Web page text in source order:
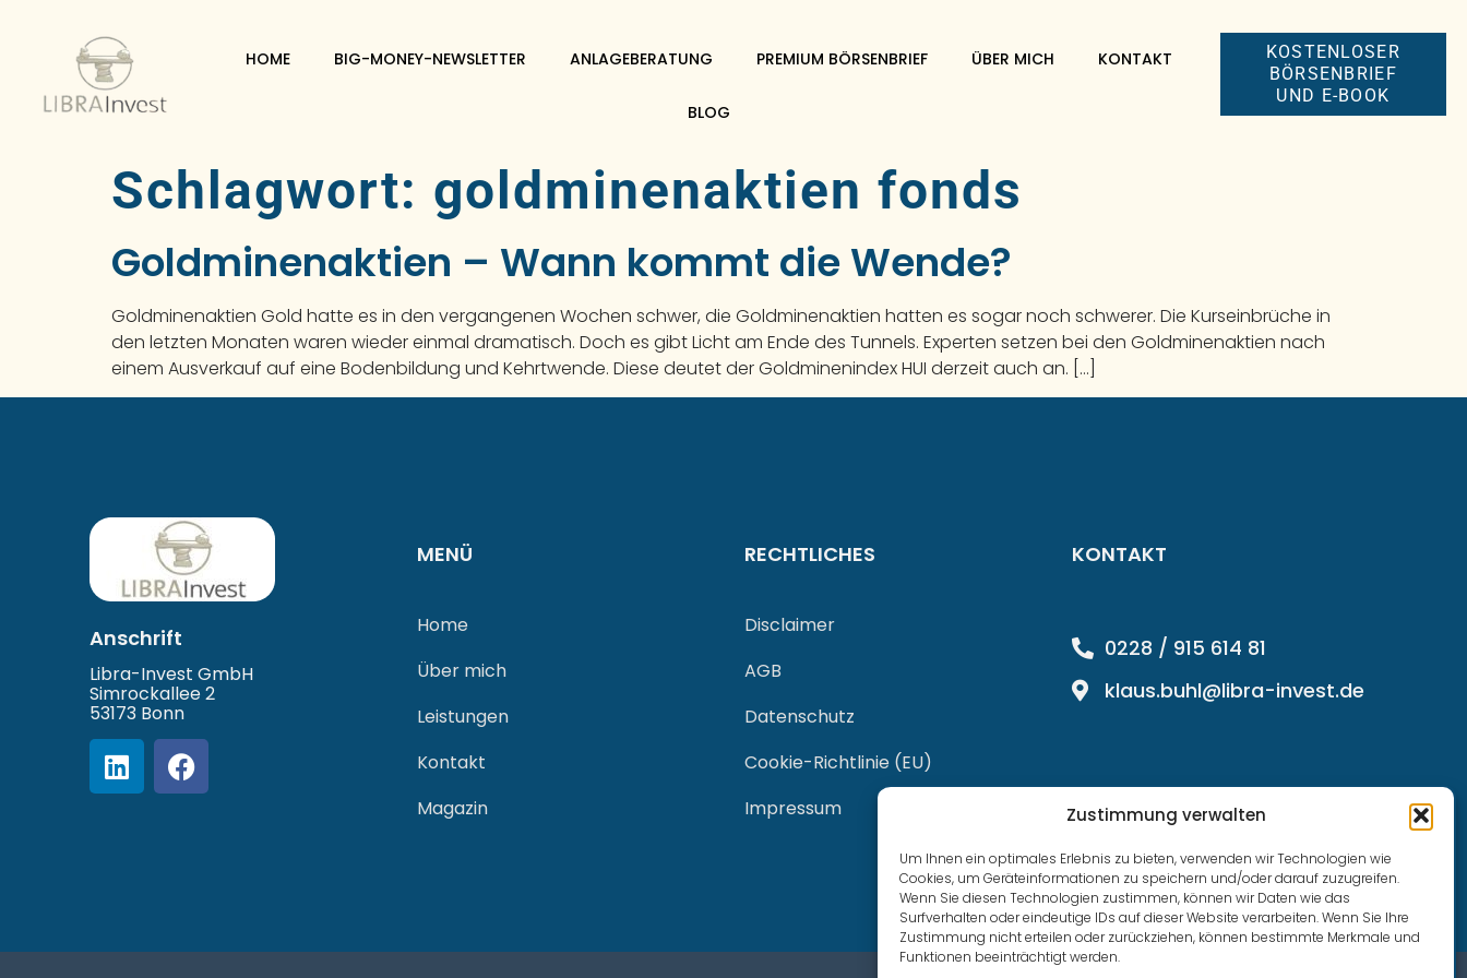
Zustimmung verwalten
Um Ihnen ein optimales Erlebnis zu bieten, verwenden wir Technologien wie
Cookies, um Geräteinformationen zu speichern und/oder darauf zuzugreifen.
Wenn Sie diesen Technologien zustimmen, können wir Daten wie das
Surfverhalten oder eindeutige IDs auf dieser Website verarbeiten. Wenn Sie Ihre
Zustimmung nicht erteilen oder zurückziehen, können bestimmte Merkmale und
Funktionen beeinträchtigt werden.
HOME BIG-MONEY-NEWSLETTER ANLAGEBERATUNG PREMIUM BÖRSENBRIEF ÜBER MICH KONTAKT
BLOG
KOSTENLOSER
BÖRSENBRIEF
UND E-BOOK
Schlagwort: goldminenaktien fonds
Goldminenaktien – Wann kommt die Wende?
Goldminenaktien Gold hatte es in den vergangenen Wochen schwer, die Goldminenaktien hatten es sogar noch schwerer. Die Kurseinbrüche in
den letzten Monaten waren wieder einmal dramatisch. Doch es gibt Licht am Ende des Tunnels. Experten setzen bei den Goldminenaktien nach
einem Ausverkauf auf eine Bodenbildung und Kehrtwende. Diese deutet der Goldminenindex HUI derzeit auch an. […]
Anschrift
Libra-Invest GmbH
Simrockallee 2
53173 Bonn
MENÜ
Home
Über mich
Leistungen
Kontakt
Magazin
RECHTLICHES
Disclaimer
AGB
Datenschutz
Cookie-Richtlinie (EU)
Impressum
KONTAKT
0228 / 915 614 81
klaus.buhl@libra-invest.de